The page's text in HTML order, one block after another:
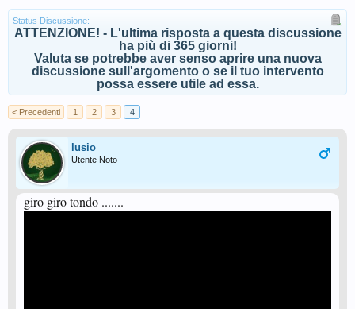
Status Discussione:
ATTENZIONE! - L'ultima risposta a questa discussione
ha più di 365 giorni!
Valuta se potrebbe aver senso aprire una nuova
discussione sull'argomento o se il tuo intervento
possa essere utile ad essa.
< Precedenti 1 2 3 4
lusio
Utente Noto
giro giro tondo .......